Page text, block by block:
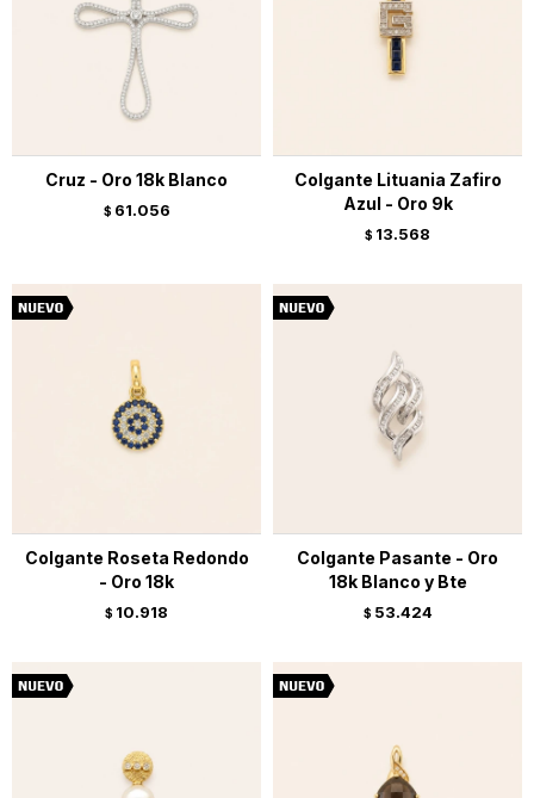
Cruz - Oro 18k Blanco
$ 61.056
Colgante Lituania Zafiro
Azul - Oro 9k
$ 13.568
Colgante Roseta Redondo
- Oro 18k
$ 10.918
Colgante Pasante - Oro
18k Blanco y Bte
$ 53.424